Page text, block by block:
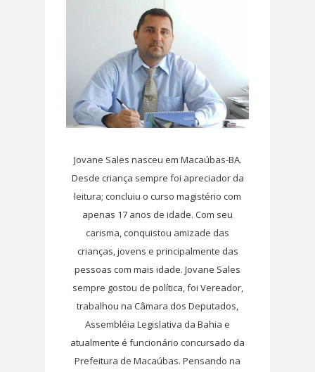
Jovane Sales nasceu em Macaúbas-BA.
Desde criança sempre foi apreciador da
leitura; concluiu o curso magistério com
apenas 17 anos de idade. Com seu
carisma, conquistou amizade das
crianças, jovens e principalmente das
pessoas com mais idade. Jovane Sales
sempre gostou de política, foi Vereador,
trabalhou na Câmara dos Deputados,
Assembléia Legislativa da Bahia e
atualmente é funcionário concursado da
Prefeitura de Macaúbas. Pensando na